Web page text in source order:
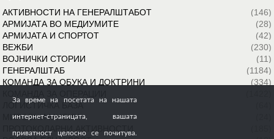
АКТИВНОСТИ НА ГЕНЕРАЛШТАБОТ
(146)
АРМИЈАТА ВО МЕДИУМИТЕ
(28)
АРМИЈАТА И СПОРТОТ
(42)
ВЕЖБИ
(230)
ВОЈНИЧКИ СТОРИИ
(11)
ГЕНЕРАЛШТАБ
(1184)
КОМАНДА ЗА ОБУКА И ДОКТРИНИ
(334)
ЛОГИСТИЧКА БАЗА
МИРОВНИ МИСИИ
За време на посетата на нашата
интернет-страницата, вашата
приватност целосно се почитува.